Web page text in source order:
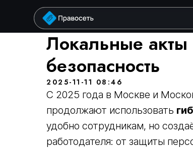
Локальные
безопасность
2025-11-11 08:46
С 2025 года в Москве и
продолжают использовать
удобно сотрудникам, но
работодателя: от защиты